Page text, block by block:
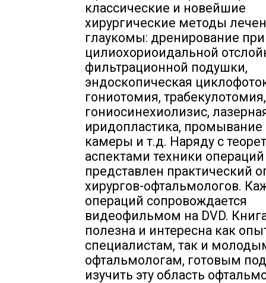
классические и новейшие
хирургические методы
глаукомы: дренирование при
цилиохориоидальной
фильтрационной подушки,
эндоскопическая
гониотомия, трабекулотомия,
гониосинехиолизис,
иридопластика,
камеры и т.д. Наряду с
аспектами техники
представлен практический
хирургов-офтальмологов.
операций сопровождается
видеофильмом на DVD.
полезна и интересна как
специалистам, так и
офтальмологам, готовым
изучить эту область